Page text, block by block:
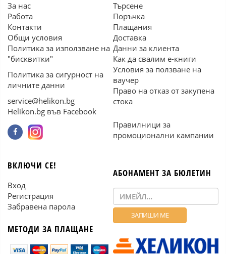
За нас
Работа
Контакти
Общи условия
Политика за използване на
"бисквитки"
Политика за сигурност на
личните данни
service@helikon.bg
Helikon.bg във Facebook
Търсене
Поръчка
Плащания
Доставка
Данни за клиента
Как да свалим е-книги
Условия за ползване на
ваучер
Право на отказ от закупена
стока
Правилници за
промоционални кампании
ВКЛЮЧИ СЕ!
Вход
Регистрация
Забравена парола
МЕТОДИ ЗА ПЛАЩАНЕ
АБОНАМЕНТ ЗА БЮЛЕТИН